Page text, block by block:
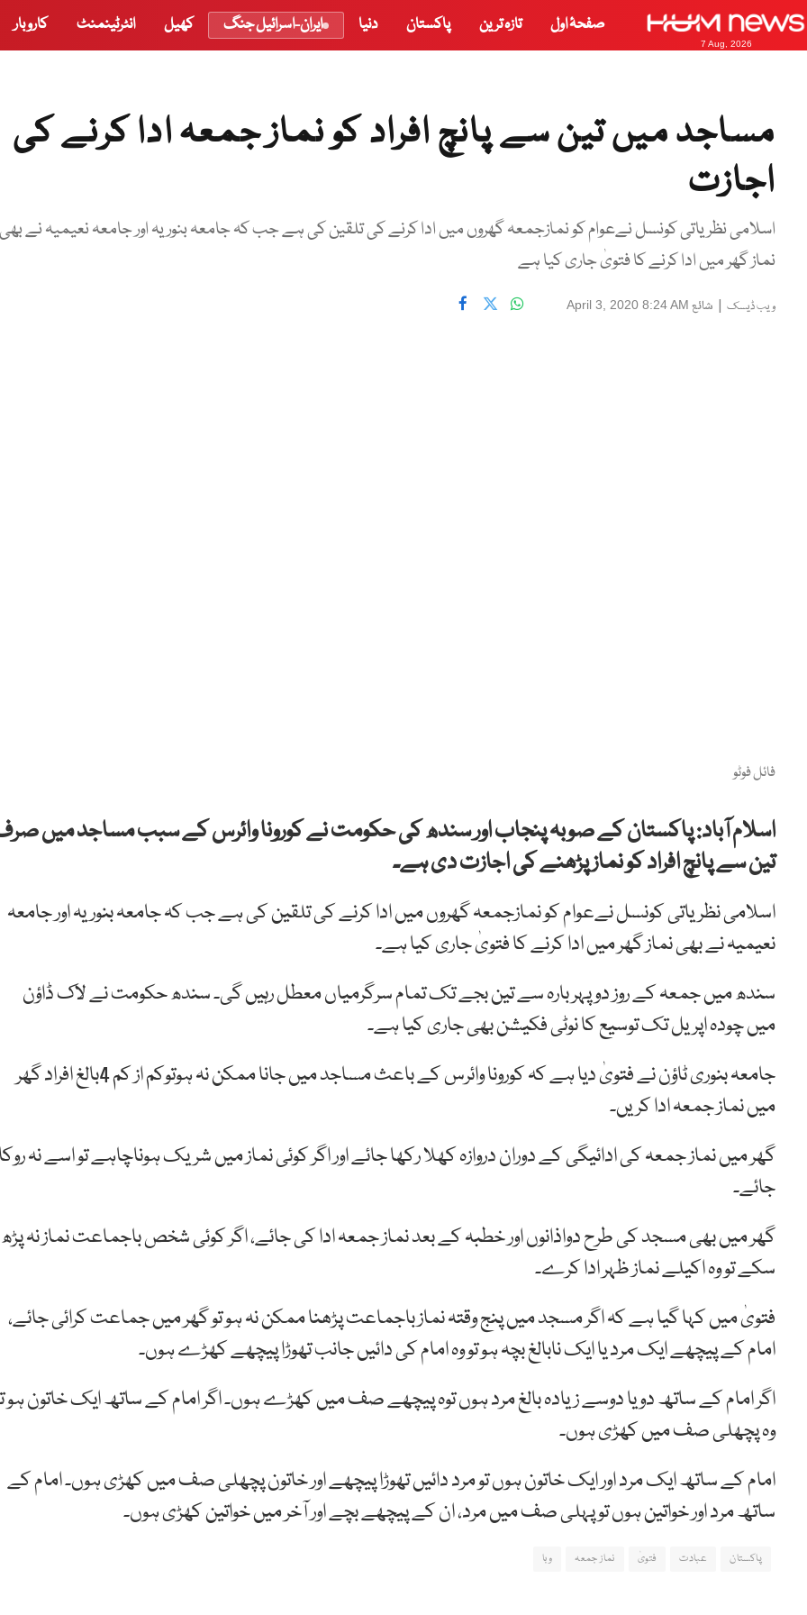
7 Aug, 2026
صفحۂ اول تازہ ترین پاکستان دنیا ایران-اسرائیل جنگ کھیل انٹرٹینمنٹ کاروبار
مساجد میں تین سے پانچ افراد کو نماز جمعہ ادا کرنے کی
اجازت
اسلامی نظریاتی کونسل نےعوام کو نمازجمعہ گھروں میں ادا کرنے کی تلقین کی ہے جب کہ جامعہ بنوریہ اور جامعہ نعیمیہ نے بھی
نماز گھر میں ادا کرنے کا فتویٰ جاری کیا ہے
ویب ڈیسک | شائع April 3, 2020 8:24 AM
فائل فوٹو
اسلام آباد: پاکستان کے صوبہ پنجاب اور سندھ کی حکومت نے کورونا وائرس کے سبب مساجد میں
تین سے پانچ افراد کو نماز پڑھنے کی اجازت دی ہے۔
اسلامینظریاتیکونسلنےعوامکونمازجمعہگھروںمیںاداکرنےکیتلقین کی ہے جب کہجامعہبنوریہاورجامعہ
نعیمیہ نےبھینمازگھرمیںاداکرنےکافتویٰ جاری کیا ہے۔
سندھمیںجمعہکےروزدوپہربارہسے تینبجے تکتمامسرگرمیاںمعطلرہیںگی۔سندھحکومتنےلاکڈاؤن
میںچودہاپریلتکتوسیعکانوٹیفکیشن بھیجاری کیا ہے۔
جامعہ بنوری ٹاؤن نے فتویٰ دیا ہے کہ کورونا وائرس کے باعث مساجد میں جانا ممکن نہ ہوتوکم از کم 4بالغ افراد گھر
میں نماز جمعہ ادا کریں۔
گھر میں نماز جمعہ کی ادائیگی کے دوران دروازہ کھلا رکھا جائے اور اگر کوئی نماز میں شریک ہوناچاہے تو اسے نہ
جائے۔
گھر میں بھی مسجد کی طرح دواذانوں اور خطبہ کے بعد نماز جمعہ ادا کی جائے، اگر کوئی شخص باجماعت نماز نہ پڑھ
سکے تو وہ اکیلے نماز ظہر ادا کرے۔
فتویٰ میں کہا گیا ہے کہ اگر مسجد میں پنج وقتہ نماز باجماعت پڑھنا ممکن نہ ہو تو گھر میں جماعت کرائی جائے،
امام کے پیچھے ایک مرد یا ایک نابالغ بچہ ہو تو وہ امام کی دائیں جانب تھوڑا پیچھے کھڑے ہوں۔
اگر امام کے ساتھ دو یا دوسے زیادہ بالغ مرد ہوں توہ پیچھے صف میں کھڑے ہوں۔ اگر امام کے ساتھ ایک خاتون ہو
وہ پچھلی صف میں کھڑی ہوں۔
امام کے ساتھ ایک مرد اور ایک خاتون ہوں تو مرد دائیں تھوڑا پیچھے اور خاتون پچھلی صف میں کھڑی ہوں۔ امام کے
ساتھ مرد اور خواتین ہوں تو پہلی صف میں مرد، ان کے پیچھے بچے اور آخر میں خواتین کھڑی ہوں۔
پاکستان عبادت فتویٰ نماز جمعہ وبا